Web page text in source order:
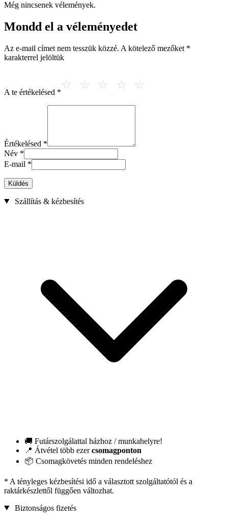
Még nincsenek vélemények.
Mondd el a véleményedet
Az e-mail címet nem tesszük közzé. A kötelező mezőket *
karakterrel jelöltük
A te értékelésed *
Értékelésed *
Név *
E-mail *
Küldés
Szállítás & kézbesítés
🚚 Futárszolgálattal házhoz / munkahelyre!
📍 Átvétel több ezercsomagponton
📦 Csomagkövetés minden rendeléshez
* A tényleges kézbesítési idő a választott szolgáltatótól és a
raktárkészlettől függően változhat.
Biztonságos fizetés